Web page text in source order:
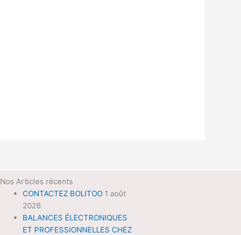
Nos Articles récents
CONTACTEZ BOLITOO 1 août
2026
BALANCES ÉLECTRONIQUES
ET PROFESSIONNELLES CHEZ